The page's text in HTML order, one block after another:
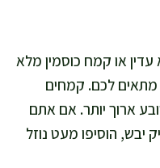
או קמח כוסמין מלא
לכם. קמחים
ארוך יותר. אם אתם
יבש, הוסיפו מעט נוזל